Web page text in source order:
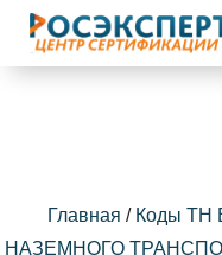
Главная / Коды ТН
НАЗЕМНОГО